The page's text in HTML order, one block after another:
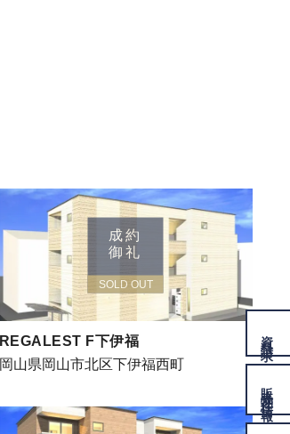
成約
御礼
SOLD OUT
REGALEST F下伊福
岡山県岡山市北区下伊福西町
請求
販売物件
情報